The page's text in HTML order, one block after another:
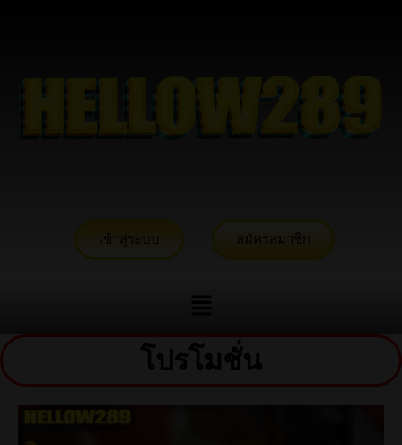
เข้าสู่ระบบ สมัครสมาชิก